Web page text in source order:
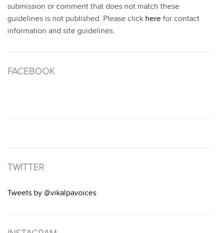
submission or comment that does not match these
guidelines is not published. Please click here for contact
information and site guidelines.
FACEBOOK
TWITTER
Tweets by @vikalpavoices